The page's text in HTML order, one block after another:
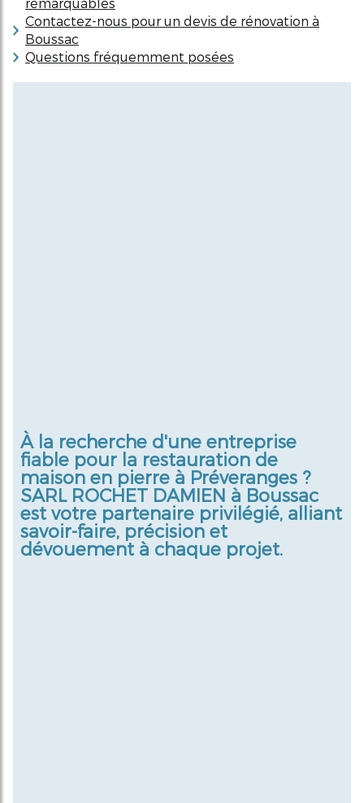
Contactez-nous pour un devis de rénovation à
Boussac
Questions fréquemment posées
À la recherche d'une entreprise
fiable pour la restauration de
maison en pierre à Préveranges?
SARL ROCHET DAMIEN à Boussac
est votre partenaire privilégié, alliant
savoir-faire, précision et
dévouement à chaque projet.